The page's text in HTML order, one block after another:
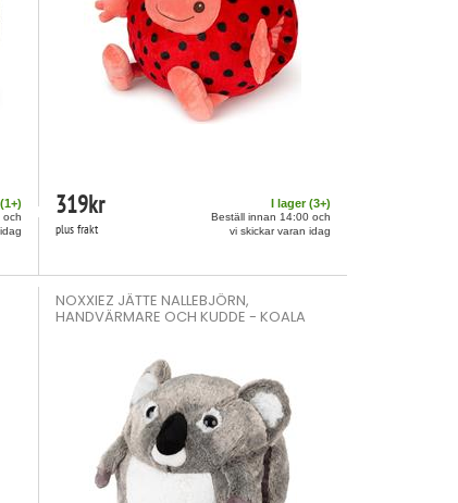
1+)
och
319kr
plus frakt
I lager (3+)
Beställ innan 14:00 och
vi skickar varan idag
NOXXIEZ JÄTTE NALLEBJÖRN,
HANDVÄRMARE OCH KUDDE - KOALA